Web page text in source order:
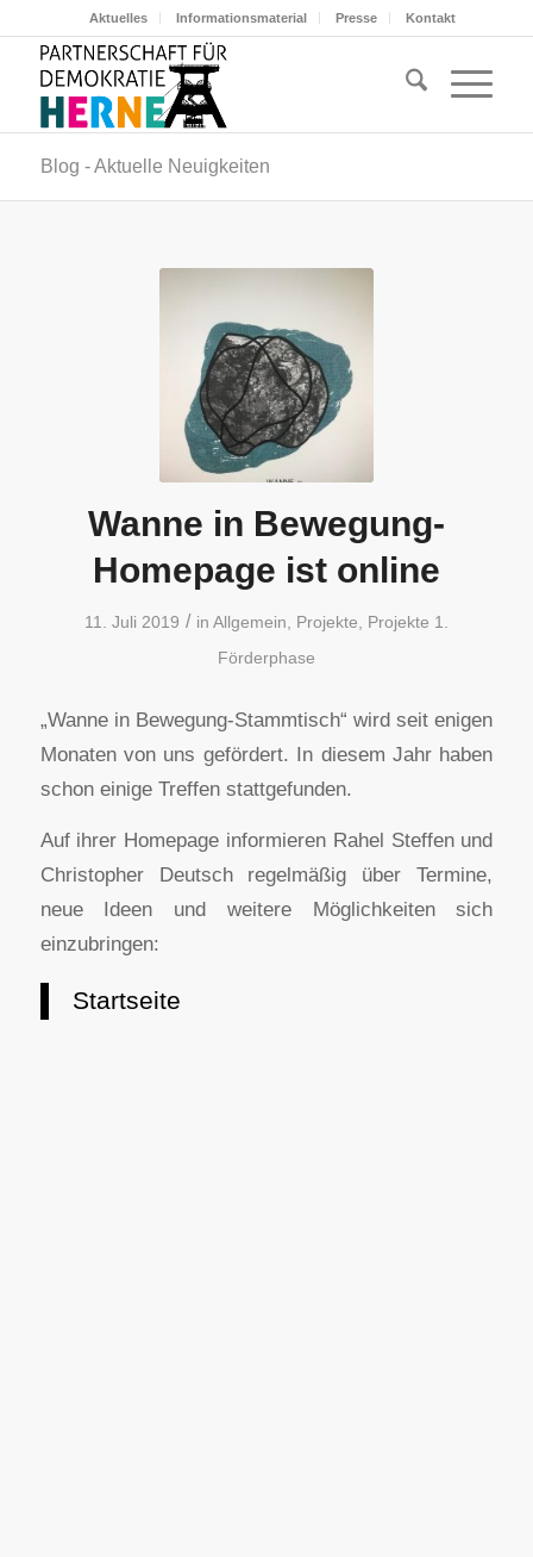
Aktuelles Informationsmaterial Presse Kontakt
Blog - Aktuelle Neuigkeiten
Wanne in Bewegung-
Homepage ist online
11. Juli 2019 / in Allgemein Projekte
Projekte 1.
Förderphase
„Wanne in Bewegung-Stammtisch“ wird seit enigen
Monaten von uns gefördert. In diesem Jahr haben
schon einige Treffen stattgefunden.
Auf ihrer Homepage informieren Rahel Steffen und
Christopher Deutsch regelmäßig über Termine,
neue Ideen und weitere Möglichkeiten sich
einzubringen:
Startseite